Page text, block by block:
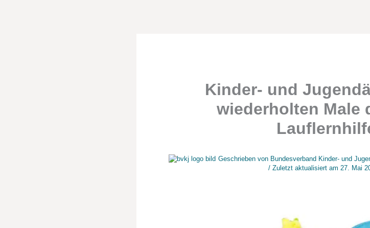
Kinder- und
wiederholten Male
Geschrieben von Bundesverband Kinder- und
/ Zuletzt aktualisiert am 27. Mai